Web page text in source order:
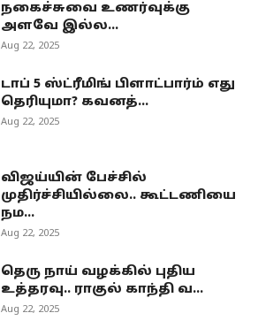
நகைச்சுவை உணர்வுக்கு
அளவே இல்ல...
Aug 22, 2025
டாப் 5 ஸ்ட்ரீமிங் பிளாட்பார்ம் எது
தெரியுமா? கவனத்...
Aug 22, 2025
விஜய்யின் பேச்சில்
முதிர்ச்சியில்லை.. கூட்டணியை
நம...
Aug 22, 2025
தெரு நாய் வழக்கில் புதிய
உத்தரவு.. ராகுல் காந்தி வ...
Aug 22, 2025